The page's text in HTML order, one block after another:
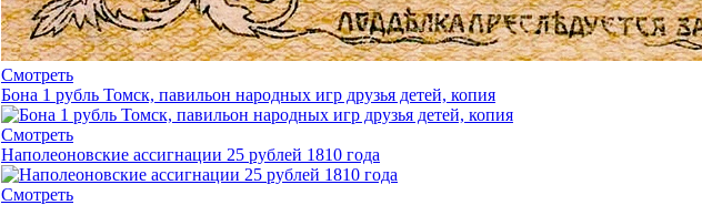
Смотреть
Бона 1 рубль Томск, павильон народных игр друзья детей, копия
Смотреть
Наполеоновские ассигнации 25 рублей 1810 года
Смотреть